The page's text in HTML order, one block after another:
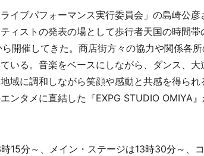
イブパフォーマンス実行委員会」の島崎公彦
ィストの発表の場として歩行者天国の時間
開催してきた。商店街方々の協力や関係各
いる。音楽をベースにしながら、ダンス、
域に調和しながら笑顔や感動と共感を得ら
ンタメに直結した『EXPG STUDIO OMIYA
15分～、メイン・ステージは13時30分～、